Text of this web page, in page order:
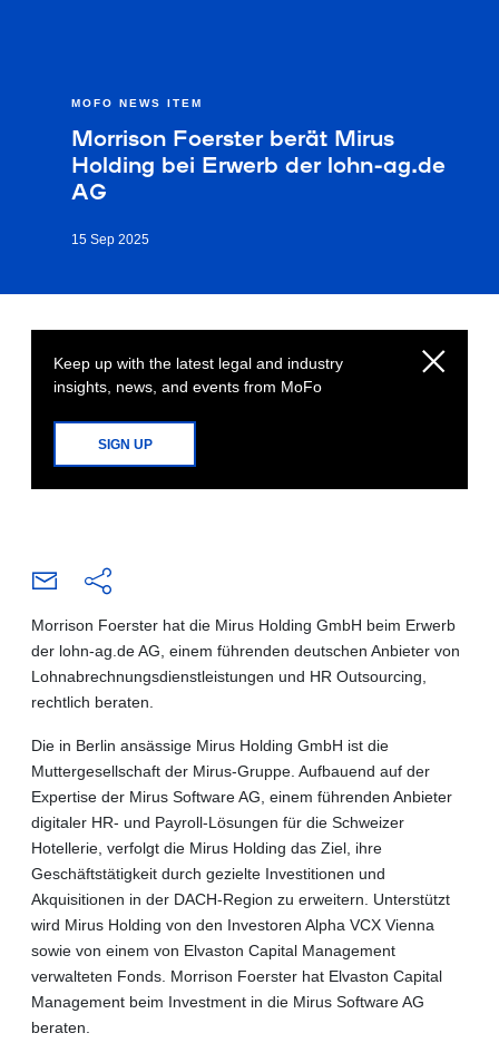
MOFO NEWS ITEM
Morrison Foerster berät Mirus
Holding bei Erwerb der lohn-ag.de
AG
15 Sep 2025
Keep up with the latest legal and industry
insights, news, and events from MoFo
SIGN UP
Morrison Foerster hat die Mirus Holding GmbH beim Erwerb
der lohn-ag.de AG, einem führenden deutschen Anbieter von
Lohnabrechnungsdienstleistungen und HR Outsourcing,
rechtlich beraten.
Die in Berlin ansässige Mirus Holding GmbH ist die
Muttergesellschaft der Mirus-Gruppe. Aufbauend auf der
Expertise der Mirus Software AG, einem führenden Anbieter
digitaler HR- und Payroll-Lösungen für die Schweizer
Hotellerie, verfolgt die Mirus Holding das Ziel, ihre
Geschäftstätigkeit durch gezielte Investitionen und
Akquisitionen in der DACH-Region zu erweitern. Unterstützt
wird Mirus Holding von den Investoren Alpha VCX Vienna
sowie von einem von Elvaston Capital Management
verwalteten Fonds. Morrison Foerster hat Elvaston Capital
Management beim Investment in die Mirus Software AG
beraten.